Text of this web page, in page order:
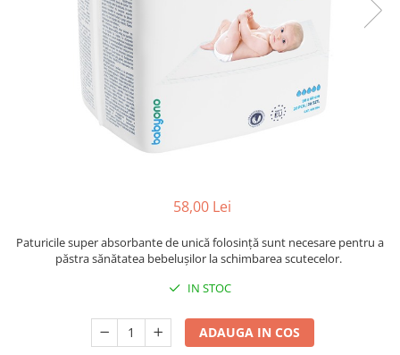
Olite tip scaunel simple
Reductoare antiderapante
Reductoare moi
Seturi cadite 86 cm
Seturi cadite 92 cm
Seturi cadite anatomice
Suporti metalici cadite
Mese de infasat pliabile
Mese de infasat Ultra Light 50x70
Patuturi pliabile
Sisteme de siguranta copii
Tampoane postnatale
Tampoane si protectii silicon
58,00 Lei
Paturicile super absorbante de unică folosință sunt necesare pentru a
păstra sănătatea bebelușilor la schimbarea scutecelor.
IN STOC
ADAUGA IN COS